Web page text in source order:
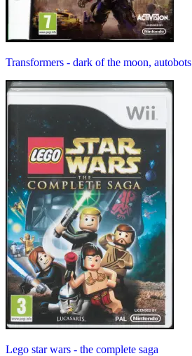
Transformers - dark of the moon, autobots
Lego star wars - the complete saga